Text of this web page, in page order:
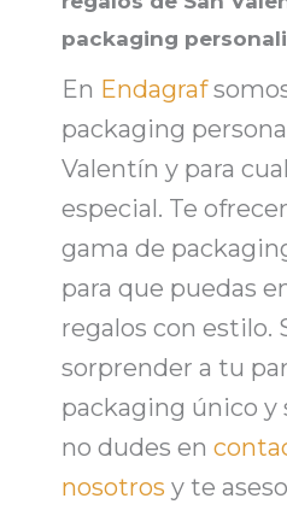
packaging
En Endagraf
packaging
Valentín y para
especial. Te
gama de
para que puedas
regalos con estilo.
sorprender a tu
packaging único y
no dudes en
nosotros y te